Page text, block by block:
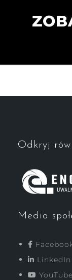
Odkryj
Media
LinkedIn
YouTube